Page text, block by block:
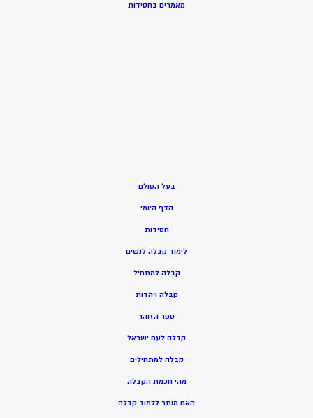
מאמרים בחסידות
בעל הסולם
הדף היומי
חסידות
לימוד קבלה לנשים
קבלה למתחיל
קבלה ויהדות
ספר הזוהר
קבלה לעם ישראל
קבלה למתחילים
מהי חכמת הקבלה
האם מותר ללמוד קבלה